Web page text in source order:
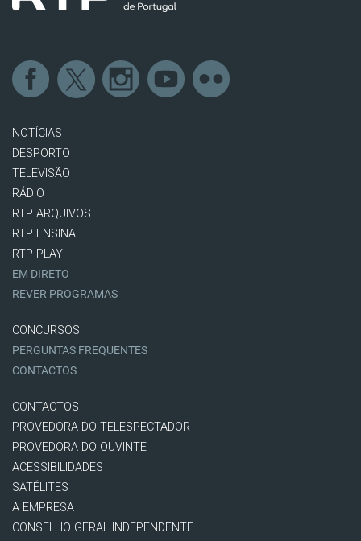
NOTÍCIAS
DESPORTO
TELEVISÃO
RÁDIO
RTP ARQUIVOS
RTP ENSINA
RTP PLAY
EM DIRETO
REVER PROGRAMAS
CONCURSOS
PERGUNTAS FREQUENTES
CONTACTOS
CONTACTOS
PROVEDORA DO TELESPECTADOR
PROVEDORA DO OUVINTE
ACESSIBILIDADES
SATÉLITES
A EMPRESA
CONSELHO GERAL INDEPENDENTE